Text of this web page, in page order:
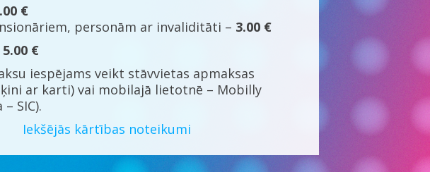
€
personām ar invaliditāti – 3.00 €
5.00 €
iespējams veikt stāvvietas apmaksas
ar karti) vai mobilajā lietotnē – Mobilly
SIC).
Iekšējās kārtības noteikumi